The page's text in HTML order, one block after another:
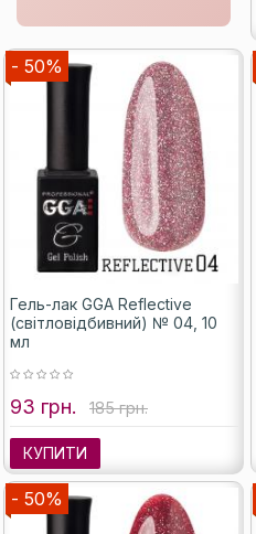
- 50%
Гель-лак GGA Reflective
(світловідбивний) № 04, 10
мл
93 грн. 185 грн.
КУПИТИ
- 50%